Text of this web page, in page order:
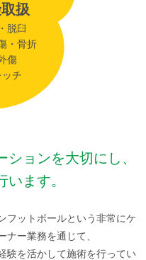
扱
脱臼
・骨折
傷
チ
ョンを大切にし、
ます。
フットボールという非常にケ
ナー業務を通じて、
験を活かして施術を行ってい